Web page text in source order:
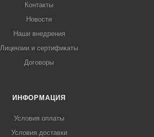
Контакты
Новости
Наши внедрения
Лицензии и сертификаты
Договоры
ИНФОРМАЦИЯ
Условия оплаты
Условия доставки